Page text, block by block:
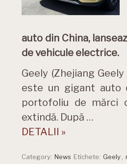
auto din China,
de vehicule electrice.
Geely (Zhejiang
este un gigant auto
portofoliu de mărci
extindă. După …
DETALII »
Category: News Etichete: Geely